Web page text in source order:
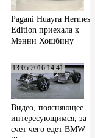
Pagani Huayra Hermes
Edition приехала к
Мэнни Хошбину
13.05.2016 14:41
Видео, поясняющее
интересующимся, за
счет чего едет BMW